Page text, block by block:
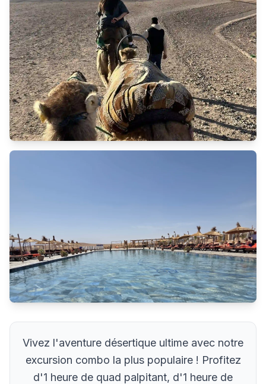
Vivez l'aventure désertique ultime avec notre
excursion combo la plus populaire ! Profitez
d'1 heure de quad palpitant, d'1 heure de